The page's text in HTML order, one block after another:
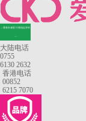
—香港长者医疗券指定牙科
大陆电话
0755
6130 2632
香港电话
00852
6215 7070